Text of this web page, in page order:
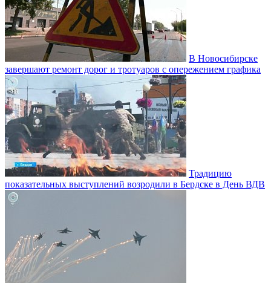
В Новосибирске
завершают ремонт дорог и тротуаров с опережением графика
Традицию
показательных выступлений возродили в Бердске в День ВДВ